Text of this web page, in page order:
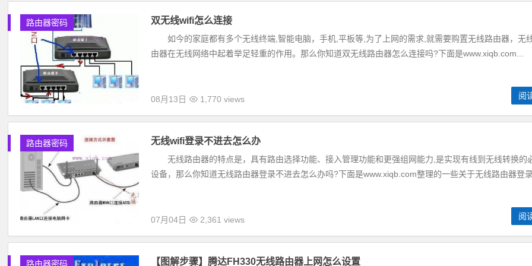
路由器密码 双无线wifi怎么连接
如今的家庭都有多个无线终端,智能电脑，手机,平板等,为了上网的需求,就需要购置无线路由器，无
由器在无线网络中起着举足轻重的作用。那么你知道双无线路由器怎么连接吗?下面是www.xiqb.com...
08月13日 1,770 views 阅
路由器密码 无线wifi登录不进去怎么办
无线路由器的特点是，具有路由选择功能、接入管理功能和更强组网能力,是实现有线到无线转换的
设备，那么你知道无线路由器登录不进去怎么办吗?下面是www.xiqb.com整理的一些关于无线路由器登录
07月04日 2,361 views 阅
路由器密码 【图解步骤】腾达FH330无线路由器上网怎么设置